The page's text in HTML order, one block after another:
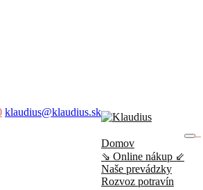
klaudius@klaudius.sk
Domov
⇘ Online nákup ⇙
Naše prevádzky
Rozvoz potravín